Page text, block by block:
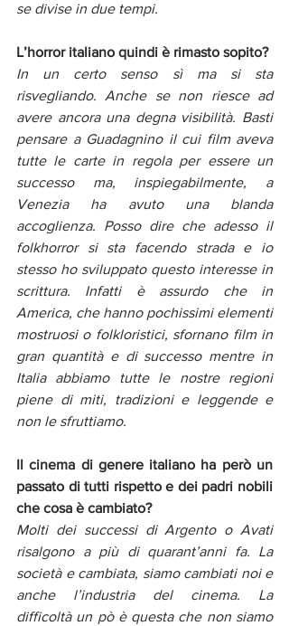
se divise in due tempi.
L’horror italiano quindi è rimasto sopito?
In un certo senso sì ma si sta
risvegliando. Anche se non riesce ad
avere ancora una degna visibilità. Basti
pensare a Guadagnino il cui film aveva
tutte le carte in regola per essere un
successo ma, inspiegabilmente, a
Venezia ha avuto una blanda
accoglienza. Posso dire che adesso il
folkhorror si sta facendo strada e io
stesso ho sviluppato questo interesse in
scrittura. Infatti è assurdo che in
America, che hanno pochissimi elementi
mostruosi o folkloristici, sfornano film in
gran quantità e di successo mentre in
Italia abbiamo tutte le nostre regioni
piene di miti, tradizioni e leggende e
non le sfruttiamo.
Il cinema di genere italiano ha però un
passato di tutti rispetto e dei padri nobili
che cosa è cambiato?
Molti dei successi di Argento o Avati
risalgono a più di quarant’anni fa. La
società e cambiata, siamo cambiati noi e
anche l’industria del cinema. La
difficoltà un pò è questa che non siamo